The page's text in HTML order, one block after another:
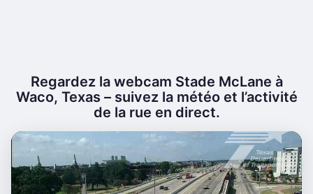
Regardez la webcam Stade McLane à
Waco, Texas – suivez la météo et l’activité
de la rue en direct.